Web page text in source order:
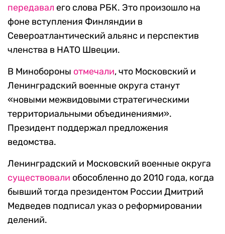
передавал его слова РБК. Это произошло на
фоне вступления Финляндии в
Североатлантический альянс и перспектив
членства в НАТО Швеции.
В Минобороны отмечали, что Московский и
Ленинградский военные округа станут
«новыми межвидовыми стратегическими
территориальными объединениями».
Президент поддержал предложения
ведомства.
Ленинградский и Московский военные округа
существовали обособленно до 2010 года, когда
бывший тогда президентом России Дмитрий
Медведев подписал указ о реформировании
делений.